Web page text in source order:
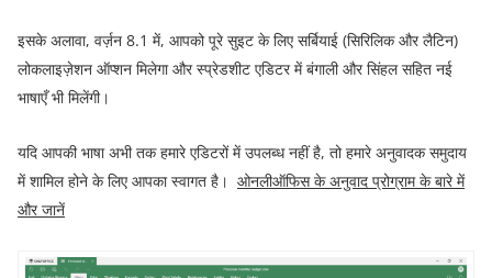
इसके अलावा, वर्ज़न 8.1 में, आपको पूरे सुइट के लिए सर्बियाई (सिरिलिक और लैटिन)
लोकलाइज़ेशन ऑप्शन मिलेगा और स्प्रेडशीट एडिटर में बंगाली और सिंहल सहित नई
भाषाएँ भी मिलेंगी।
यदि आपकी भाषा अभी तक हमारे एडिटरों में उपलब्ध नहीं है, तो हमारे अनुवादक समुदाय
में शामिल होने के लिए आपका स्वागत है। ओनलीऑफिस के अनुवाद प्रोग्राम के बारे में
और जानें